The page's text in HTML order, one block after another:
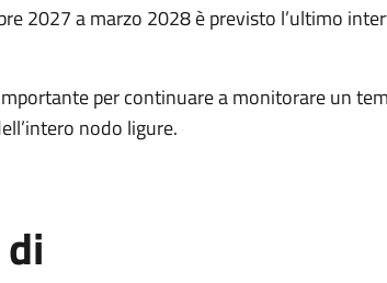
2027 a marzo 2028 è previsto l’ultimo
per continuare a monitorare un
nodo ligure.